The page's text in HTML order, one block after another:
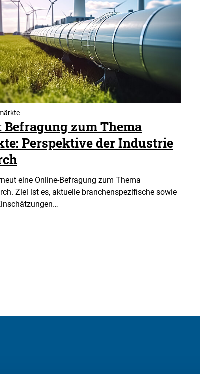
zum Thema
Perspektive der Industrie
eine Online-Befragung zum Thema
Ziel ist es, aktuelle branchenspezifische sowie